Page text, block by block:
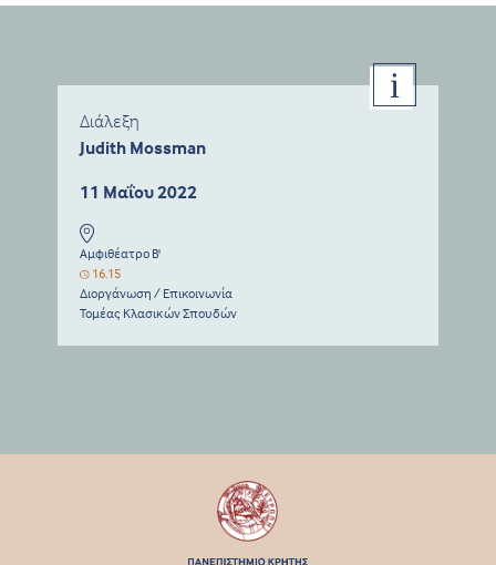
Διάλεξη
Judith Mossman
11 Μαΐου 2022
Αμφιθέατρο Β'
16.15
Διοργάνωση / Επικοινωνία
Τομέας Κλασικών Σπουδών